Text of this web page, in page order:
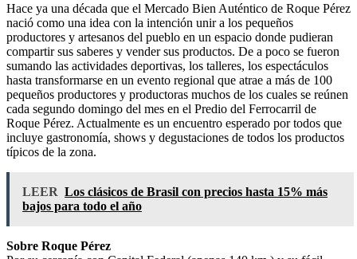
Hace ya una década que el Mercado Bien Auténtico de Roque Pérez
nació como una idea con la intención unir a los pequeños
productores y artesanos del pueblo en un espacio donde pudieran
compartir sus saberes y vender sus productos. De a poco se fueron
sumando las actividades deportivas, los talleres, los espectáculos
hasta transformarse en un evento regional que atrae a más de 100
pequeños productores y productoras muchos de los cuales se reúnen
cada segundo domingo del mes en el Predio del Ferrocarril de
Roque Pérez. Actualmente es un encuentro esperado por todos que
incluye gastronomía, shows y degustaciones de todos los productos
típicos de la zona.
LEER Los clásicos de Brasil con precios hasta 15% más
bajos para todo el año
Sobre Roque Pérez